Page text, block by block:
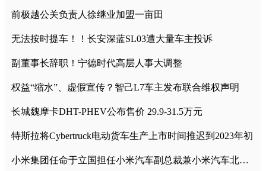
前极越公关负责人徐继业加盟一亩田
无法按时提车！！长安深蓝SL03遭大量车主投诉
副董事长辞职！宁德时代高层人事大调整
权益“缩水”、虚假宣传？智己L7车主发布联合维权声明
长城魏摩卡DHT-PHEV公布售价 29.9-31.5万元
特斯拉将Cybertruck电动货车生产上市时间推迟到2023年初
小米集团任命于立国担任小米汽车副总裁兼小米汽车北京总部政委